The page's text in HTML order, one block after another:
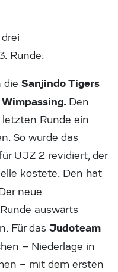
Runde:
die Sanjindo Tigers
Den
Runde ein
So wurde das
UJZ 2 revidiert, der
kostete. Den hat
neue
auswärts
Für das Judoteam
– Niederlage in
– mit dem ersten